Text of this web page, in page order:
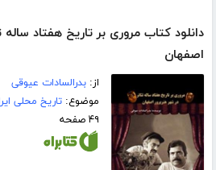
دانلود کتاب مروری بر تاریخ هفتاد ساله
اصفهان
از:بدرالسادات عیوقی
موضوع:تاریخ محلی
۴۹ صفحه